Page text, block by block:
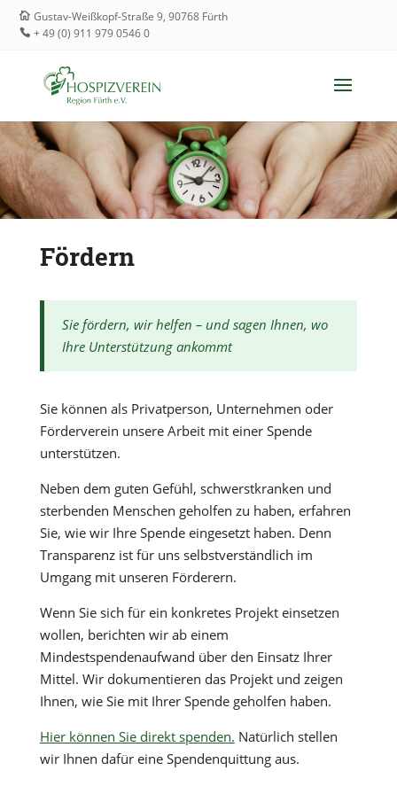
Gustav-Weißkopf-Straße 9, 90768 Fürth
+ 49 (0) 911 979 0546 0
Fördern
Sie fördern, wir helfen – und sagen Ihnen, wo
Ihre Unterstützung ankommt
Sie können als Privatperson, Unternehmen oder
Förderverein unsere Arbeit mit einer Spende
unterstützen.
Neben dem guten Gefühl, schwerstkranken und
sterbenden Menschen geholfen zu haben, erfahren
Sie, wie wir Ihre Spende eingesetzt haben. Denn
Transparenz ist für uns selbstverständlich im
Umgang mit unseren Förderern.
Wenn Sie sich für ein konkretes Projekt einsetzen
wollen, berichten wir ab einem
Mindestspendenaufwand über den Einsatz Ihrer
Mittel. Wir dokumentieren das Projekt und zeigen
Ihnen, wie Sie mit Ihrer Spende geholfen haben.
Hier können Sie direkt spenden. Natürlich stellen
wir Ihnen dafür eine Spendenquittung aus.